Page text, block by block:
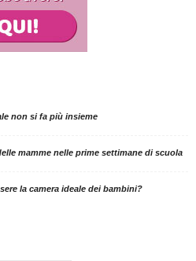
non si fa più insieme
mamme nelle prime settimane di scuola
la camera ideale dei bambini?